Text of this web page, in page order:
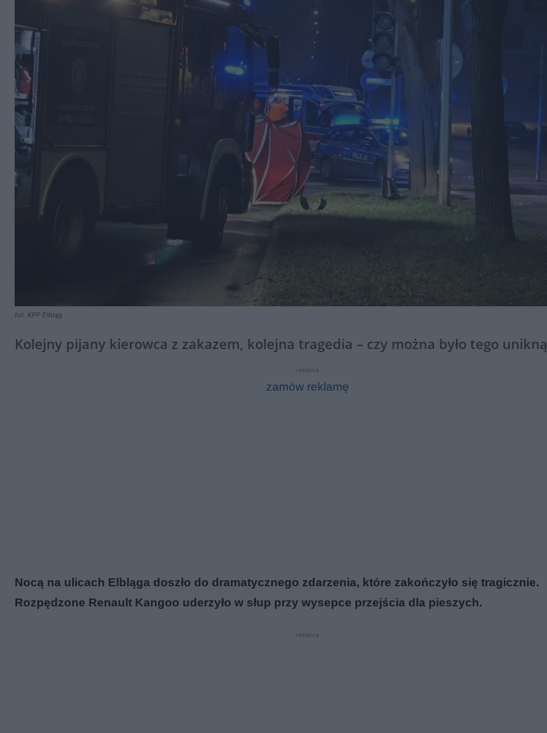
fot. KPP Elbląg
Kolejny pijany kierowca z zakazem, kolejna tragedia – czy można było tego
reklama
zamów reklamę
Nocą na ulicach Elbląga doszło do dramatycznego zdarzenia, które zakończyło się tragicznie.
Rozpędzone Renault Kangoo uderzyło w słup przy wysepce przejścia dla pieszych.
reklama